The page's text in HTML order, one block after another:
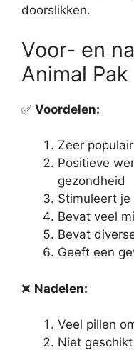
doorslikken.
Voor- en
Animal Pak
✅ Voordelen:
Zeer populair
Positieve
gezondheid
Stimuleert
Bevat veel
Bevat
Geeft een
❌ Nadelen:
Veel pillen
Niet